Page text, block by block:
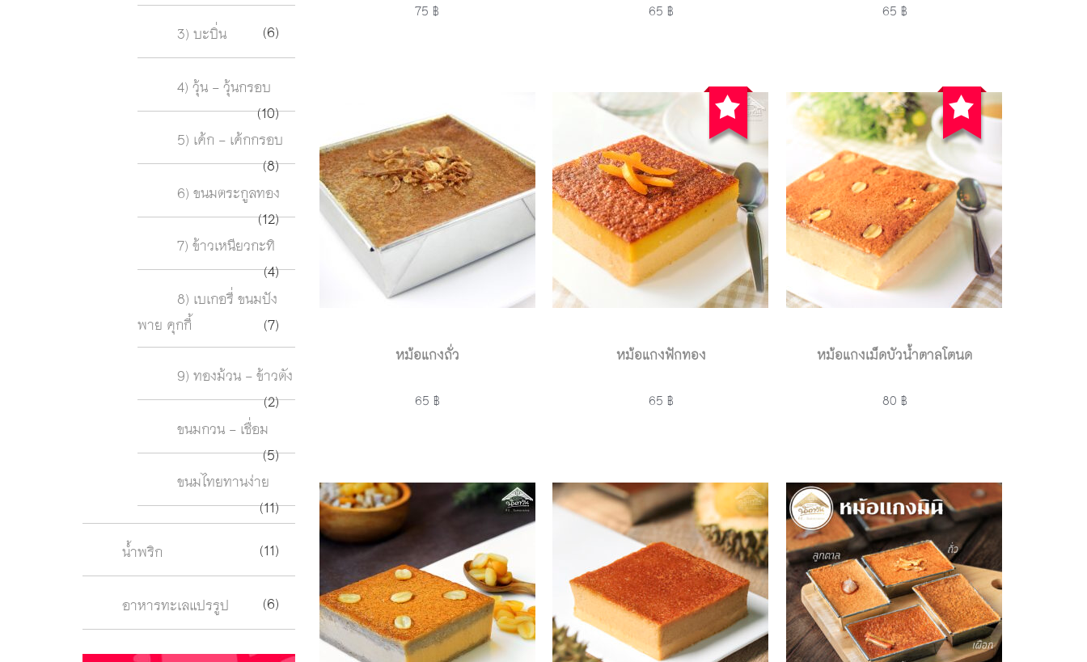
75 ฿ 65 ฿ 65 ฿
หม้อแกงถั่ว
65 ฿
หม้อแกงฟักทอง
65 ฿
หม้อแกงเม็ดบัวน้ำตาลโตนด
80 ฿
3) บะบิ่น (6)
4) วุ้น - วุ้นกรอบ
(10)
5) เค้ก - เค้กกรอบ
(8)
6) ขนมตระกูลทอง
(12)
7) ข้าวเหนียวกะทิ
(4)
8) เบเกอรี่ ขนมปัง
พาย คุกกี้
(7)
9) ทองม้วน - ข้าวตัง
(2)
ขนมกวน - เชื่อม
(5)
ขนมไทยทานง่าย
(11)
น้ำพริก
(11)
อาหารทะเลแปรรูป (6)